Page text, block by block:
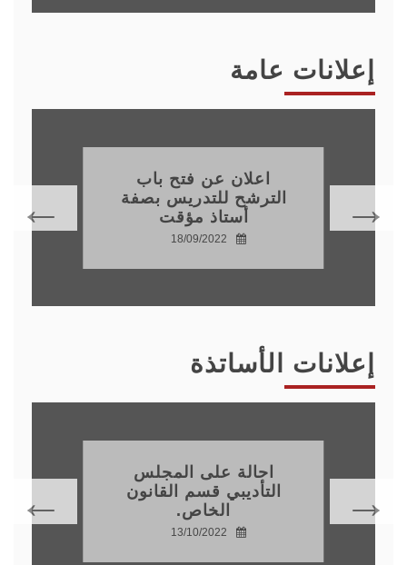
إعلانات عامة
اعلان عن فتح باب
الترشح للتدريس بصفة
أستاذ مؤقت
18/09/2022
إعلانات الأساتذة
احالة على المجلس
التأديبي قسم القانون
الخاص.
13/10/2022